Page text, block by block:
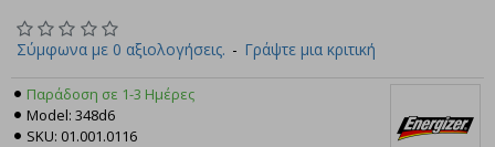
Σύμφωνα με 0 αξιολογήσεις. - Γράψτε μια κριτική
Παράδοση σε 1-3 Ημέρες
Model: 348d6
SKU: 01.001.0116